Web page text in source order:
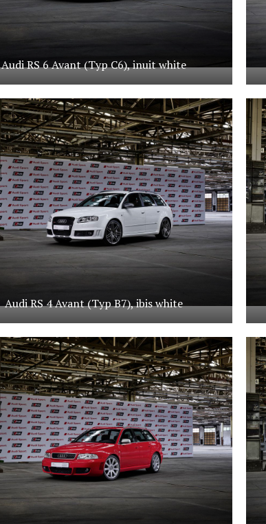
Audi RS 6 Avant (Typ C6), inuit white
Audi RS 4 Avant (Typ B7), ibis white